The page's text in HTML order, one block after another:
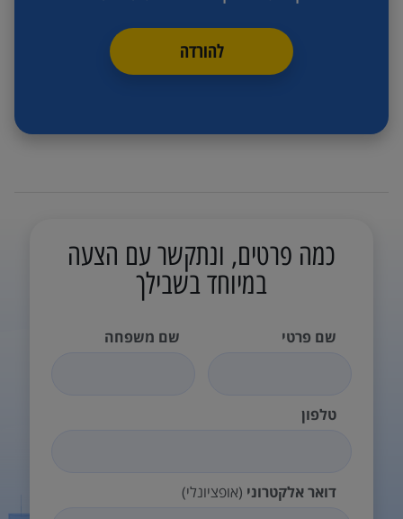
להורדה
כמה פרטים, ונתקשר עם הצעה
במיוחד בשבילך
שם פרטי שם משפחה
טלפון
דואר אלקטרוני (אופציונלי)